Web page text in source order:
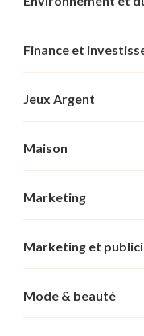
Finance et
Jeux Argent
Maison
Marketing
Marketing et
Mode & beauté